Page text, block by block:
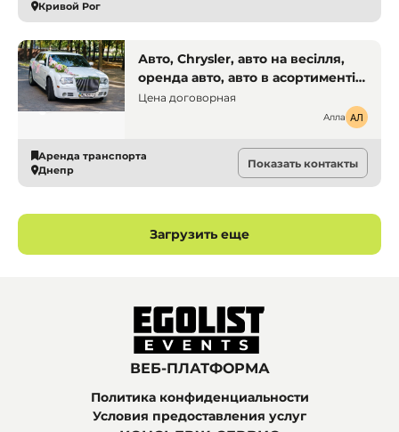
Кривой Рог
Авто, Chrysler, авто на весілля,
оренда авто, авто в асортименті.
Дніпро. Оренда транспорту
Цена договорная
Алла
Аренда транспорта
Днепр
Показать контакты
Загрузить еще
ВЕБ-ПЛАТФОРМА
Политика конфиденциальности
Условия предоставления услуг